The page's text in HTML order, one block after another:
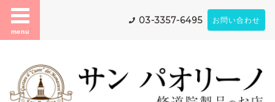
menu
03-3357-6495 お問い合わせ